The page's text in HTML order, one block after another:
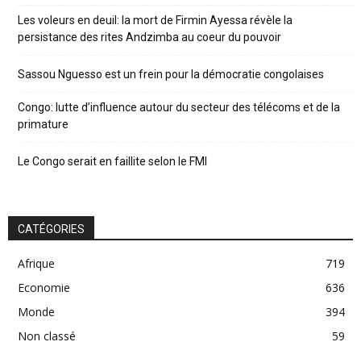
Les voleurs en deuil: la mort de Firmin Ayessa révèle la
persistance des rites Andzimba au coeur du pouvoir
Sassou Nguesso est un frein pour la démocratie congolaises
Congo: lutte d’influence autour du secteur des télécoms et de la
primature
Le Congo serait en faillite selon le FMI
CATÉGORIES
Afrique
719
Economie
636
Monde
394
Non classé
59